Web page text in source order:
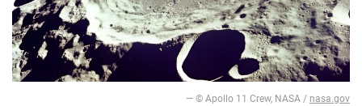
— © Apollo 11 Crew, NASA / nasa.gov